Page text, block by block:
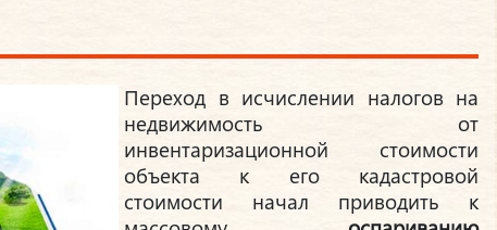
Переход в исчислении налогов на
недвижимость от
инвентаризационной стоимости
объекта к его кадастровой
стоимости начал приводить к